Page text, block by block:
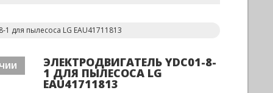
1 для пылесоса LG EAU41711813
ЭЛЕКТРОДВИГАТЕЛЬ YDC01-8-
1 ДЛЯ ПЫЛЕСОСА LG
EAU41711813